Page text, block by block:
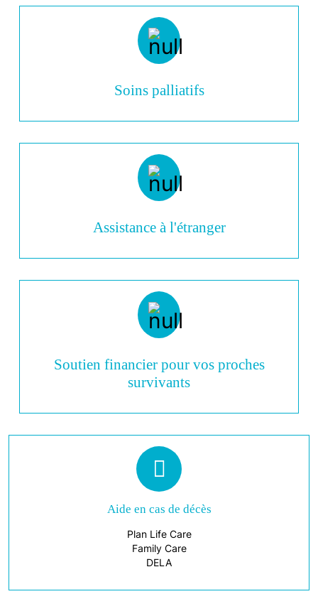
Soins palliatifs
Assistance à l'étranger
Soutien financier pour vos proches
survivants
Aide en cas de décès
Plan Life Care
Family Care
DELA